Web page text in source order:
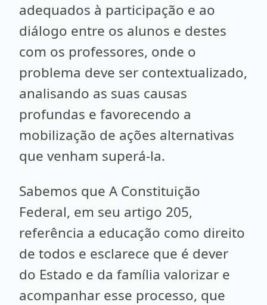
adequados à participação e ao
diálogo entre os alunos e destes
com os professores, onde o
problema deve ser contextualizado,
analisando as suas causas
profundas e favorecendo a
mobilização de ações alternativas
que venham superá-la.
Sabemos que A Constituição
Federal, em seu artigo 205,
referência a educação como direito
de todos e esclarece que é dever
do Estado e da família valorizar e
acompanhar esse processo, que